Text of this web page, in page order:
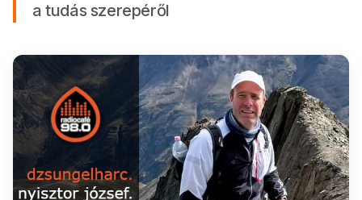
a tudás szerepéről